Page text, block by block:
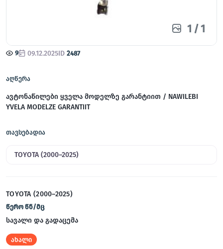
1 /1
9 09.12.2025ID 2487
აღწერა
ავტონაწილები ყველა მოდელზე გარანტიით / NAWILEBI
YVELA MODELZE GARANTIIT
თავსებადია
TOYOTA (2000–2025)
TOYOTA (2000–2025)
წერო წნ/მც
სავალი და გადაცემა
ახალი